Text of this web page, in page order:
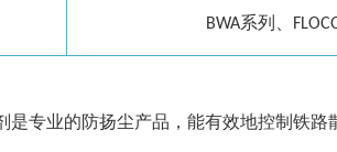
BWA系列
专业的防扬尘产品，能有效地控制铁路